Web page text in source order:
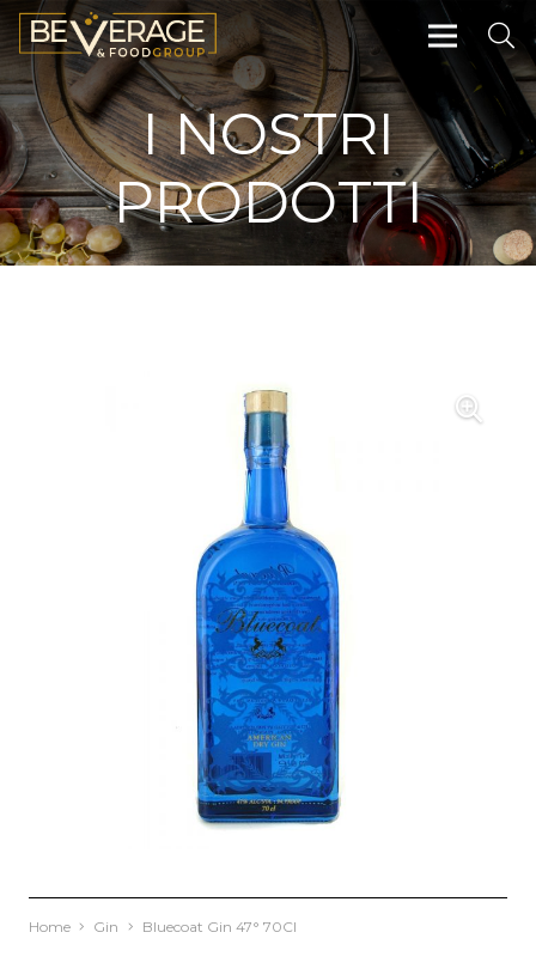
I NOSTRI
PRODOTTI
Home Gin Bluecoat Gin 47° 70Cl